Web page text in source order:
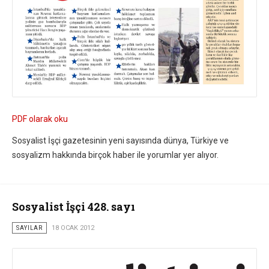
PDF olarak oku
Sosyalist İşçi gazetesinin yeni sayısında dünya, Türkiye ve
sosyalizm hakkında birçok haber ile yorumlar yer alıyor.
Sosyalist İşçi 428. sayı
SAYILAR 18 OCAK 2012